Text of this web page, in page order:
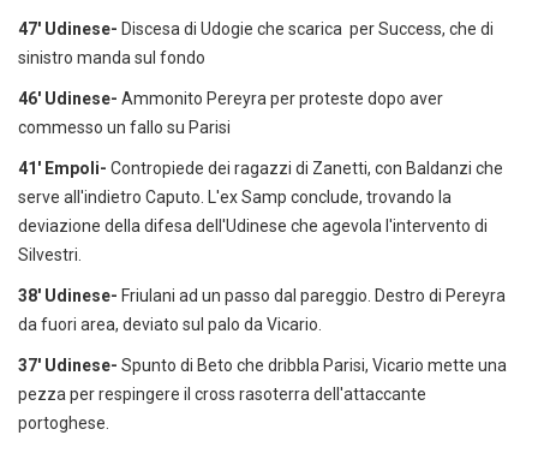
47' Udinese- Discesa di Udogie che scarica per Success, che di
sinistro manda sul fondo
46' Udinese- Ammonito Pereyra per proteste dopo aver
commesso un fallo su Parisi
41' Empoli- Contropiede dei ragazzi di Zanetti, con Baldanzi che
serve all'indietro Caputo. L'ex Samp conclude, trovando la
deviazione della difesa dell'Udinese che agevola l'intervento di
Silvestri.
38' Udinese- Friulani ad un passo dal pareggio. Destro di Pereyra
da fuori area, deviato sul palo da Vicario.
37' Udinese- Spunto di Beto che dribbla Parisi, Vicario mette una
pezza per respingere il cross rasoterra dell'attaccante
portoghese.